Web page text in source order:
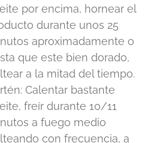
por encima, hornear el
durante unos 25
aproximadamente o
que este bien dorado,
a la mitad del tiempo.
Calentar bastante
freír durante 10/11
a fuego medio
con frecuencia, a